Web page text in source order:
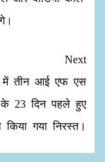
Next
में तीन आई एफ एस
के 23 दिन पहले हुए
किया गया निरस्त।